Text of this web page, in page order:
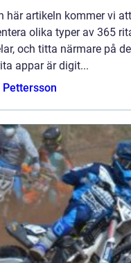
här artikeln kommer vi
olika typer av 365
och titta närmare på
appar är digit...